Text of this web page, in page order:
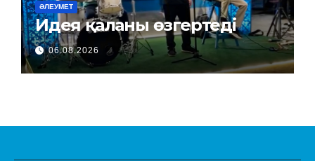
ӘЛЕУМЕТ
Идея қаланы өзгертеді
06.08.2026